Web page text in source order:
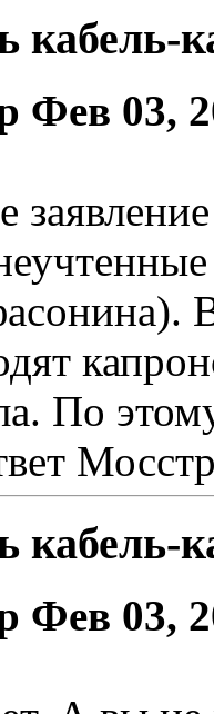
кабель-
Фев 03,
По
кабель-
Фев 03,